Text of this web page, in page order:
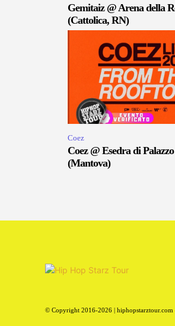
Gemitaiz @ Arena della
(Cattolica, RN)
Coez
Coez @ Esedra di
(Mantova)
© Copyright 2016-2026 |